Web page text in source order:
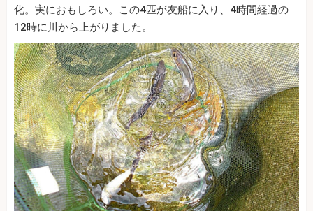
化。実におもしろい。この4匹が友船に入り、4時間経過の
12時に川から上がりました。